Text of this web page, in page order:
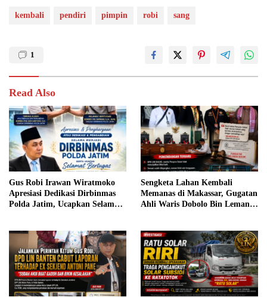
kembali pendiri pimpin robi sang
1
Read Also
Gus Robi Irawan Wiratmoko
Apresiasi Dedikasi Dirbinmas
Polda Jatim, Ucapkan Selamat
Sengketa Lahan Kembali
Memanas di Makassar, Gugatan
Ahli Waris Dobolo Bin Lemang
Dugaan Perbuatan Melawan
Hukum